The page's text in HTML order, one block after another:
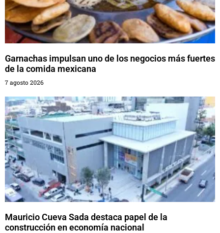
Garnachas impulsan uno de los negocios más fuertes
de la comida mexicana
7 agosto 2026
Mauricio Cueva Sada destaca papel de la
construcción en economía nacional